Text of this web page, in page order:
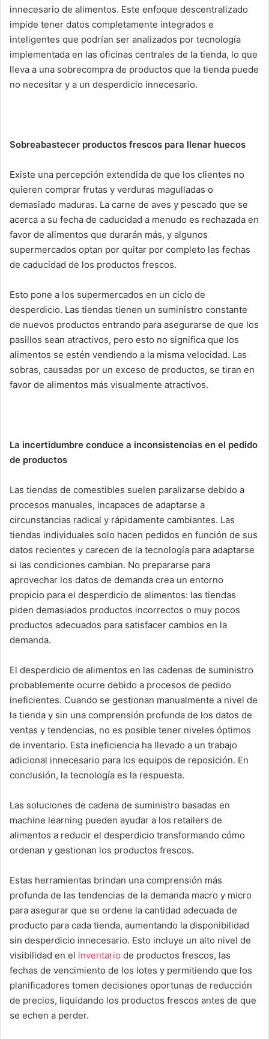
innecesario de alimentos. Este enfoque descentralizado
impide tener datos completamente integrados e
inteligentes que podrían ser analizados por tecnología
implementada en las oficinas centrales de la tienda, lo que
lleva a una sobrecompra de productos que la tienda puede
no necesitar y a un desperdicio innecesario.
Sobreabastecer productos frescos para llenar huecos
Existe una percepción extendida de que los clientes no
quieren comprar frutas y verduras magulladas o
demasiado maduras. La carne de aves y pescado que se
acerca a su fecha de caducidad a menudo es rechazada en
favor de alimentos que durarán más, y algunos
supermercados optan por quitar por completo las fechas
de caducidad de los productos frescos.
Esto pone a los supermercados en un ciclo de
desperdicio. Las tiendas tienen un suministro constante
de nuevos productos entrando para asegurarse de que los
pasillos sean atractivos, pero esto no significa que los
alimentos se estén vendiendo a la misma velocidad. Las
sobras, causadas por un exceso de productos, se tiran en
favor de alimentos más visualmente atractivos.
La incertidumbre conduce a inconsistencias en el pedido
de productos
Las tiendas de comestibles suelen paralizarse debido a
procesos manuales, incapaces de adaptarse a
circunstancias radical y rápidamente cambiantes. Las
tiendas individuales solo hacen pedidos en función de sus
datos recientes y carecen de la tecnología para adaptarse
si las condiciones cambian. No prepararse para
aprovechar los datos de demanda crea un entorno
propicio para el desperdicio de alimentos: las tiendas
piden demasiados productos incorrectos o muy pocos
productos adecuados para satisfacer cambios en la
demanda.
El desperdicio de alimentos en las cadenas de suministro
probablemente ocurre debido a procesos de pedido
ineficientes. Cuando se gestionan manualmente a nivel de
la tienda y sin una comprensión profunda de los datos de
ventas y tendencias, no es posible tener niveles óptimos
de inventario. Esta ineficiencia ha llevado a un trabajo
adicional innecesario para los equipos de reposición. En
conclusión, la tecnología es la respuesta.
Las soluciones de cadena de suministro basadas en
machine learning pueden ayudar a los retailers de
alimentos a reducir el desperdicio transformando cómo
ordenan y gestionan los productos frescos.
Estas herramientas brindan una comprensión más
profunda de las tendencias de la demanda macro y micro
para asegurar que se ordene la cantidad adecuada de
producto para cada tienda, aumentando la disponibilidad
sin desperdicio innecesario. Esto incluye un alto nivel de
visibilidad en el inventario de productos frescos, las
fechas de vencimiento de los lotes y permitiendo que los
planificadores tomen decisiones oportunas de reducción
de precios, liquidando los productos frescos antes de que
se echen a perder.